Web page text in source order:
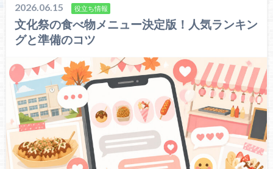
2026.06.15 役立ち情報
文化祭の食べ物メニュー決定版！人気ランキン
グと準備のコツ